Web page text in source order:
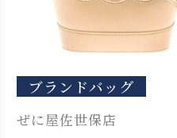
ブランドバッグ
ぜに屋佐世保店